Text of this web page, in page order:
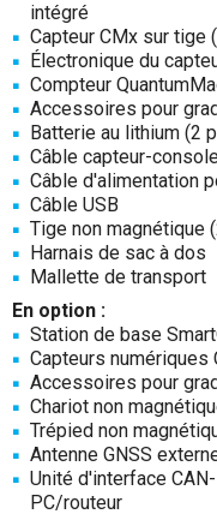
intégré
Capteur CMx sur tige
Électronique du
Compteur
Accessoires pour
Batterie au lithium (2
Câble capteur-
Câble d'alimentation
Câble USB
Tige non magnétique
Harnais de sac à dos
Mallette de transport
En option :
Station de base
Capteurs
Accessoires pour
Chariot non
Trépied non
Antenne GNSS
Unité d'interface
PC/routeur